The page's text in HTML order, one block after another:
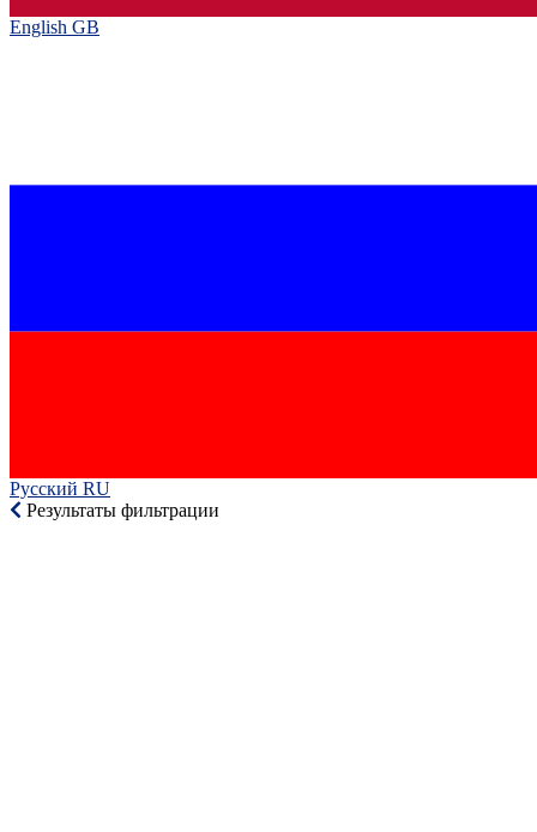
English GB‎
Русский RU‎
Результаты фильтрации